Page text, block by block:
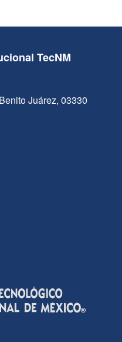
TecNM
Juárez, 03330